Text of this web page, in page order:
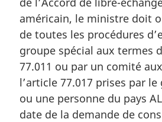
i
n
a
e
:
américain, le ministre doit
de toutes les procédures
groupe spécial aux termes
77.011 ou par un comité
l’article 77.017 prises par
ou une personne du pays
date de la demande de